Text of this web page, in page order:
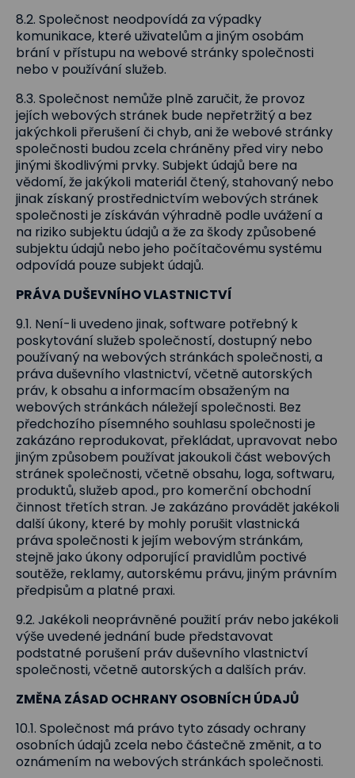
8.2. Společnost neodpovídá za výpadky
komunikace, které uživatelům a jiným osobám
brání v přístupu na webové stránky společnosti
nebo v používání služeb.
8.3. Společnost nemůže plně zaručit, že provoz
jejích webových stránek bude nepřetržitý a bez
jakýchkoli přerušení či chyb, ani že webové stránky
společnosti budou zcela chráněny před viry nebo
jinými škodlivými prvky. Subjekt údajů bere na
vědomí, že jakýkoli materiál čtený, stahovaný nebo
jinak získaný prostřednictvím webových stránek
společnosti je získáván výhradně podle uvážení a
na riziko subjektu údajů a že za škody způsobené
subjektu údajů nebo jeho počítačovému systému
odpovídá pouze subjekt údajů.
PRÁVA DUŠEVNÍHO VLASTNICTVÍ
9.1. Není-li uvedeno jinak, software potřebný k
poskytování služeb společností, dostupný nebo
používaný na webových stránkách společnosti, a
práva duševního vlastnictví, včetně autorských
práv, k obsahu a informacím obsaženým na
webových stránkách náležejí společnosti. Bez
předchozího písemného souhlasu společnosti je
zakázáno reprodukovat, překládat, upravovat nebo
jiným způsobem používat jakoukoli část webových
stránek společnosti, včetně obsahu, loga, softwaru,
produktů, služeb apod., pro komerční obchodní
činnost třetích stran. Je zakázáno provádět jakékoli
další úkony, které by mohly porušit vlastnická
práva společnosti k jejím webovým stránkám,
stejně jako úkony odporující pravidlům poctivé
soutěže, reklamy, autorskému právu, jiným právním
předpisům a platné praxi.
9.2. Jakékoli neoprávněné použití práv nebo jakékoli
výše uvedené jednání bude představovat
podstatné porušení práv duševního vlastnictví
společnosti, včetně autorských a dalších práv.
ZMĚNA ZÁSAD OCHRANY OSOBNÍCH ÚDAJŮ
10.1. Společnost má právo tyto zásady ochrany
osobních údajů zcela nebo částečně změnit, a to
oznámením na webových stránkách společnosti.